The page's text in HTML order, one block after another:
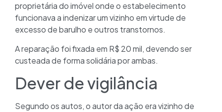
proprietária do imóvel onde o estabelecimento
funcionava a indenizar um vizinho em virtude de
excesso de barulho e outros transtornos.
A reparação foi fixada em R$ 20 mil, devendo ser
custeada de forma solidária por ambas.
Dever de vigilância
Segundo os autos, o autor da ação era vizinho de